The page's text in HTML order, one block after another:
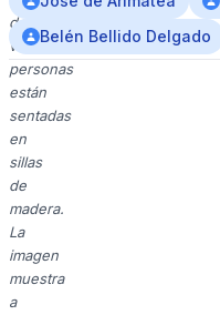
donde
varias
personas
están
sentadas
en
sillas
de
madera.
La
imagen
muestra
a
Belén Bellido Delgado